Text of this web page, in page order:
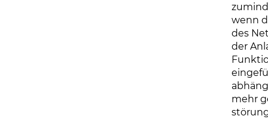
wenn
des
der
mehr